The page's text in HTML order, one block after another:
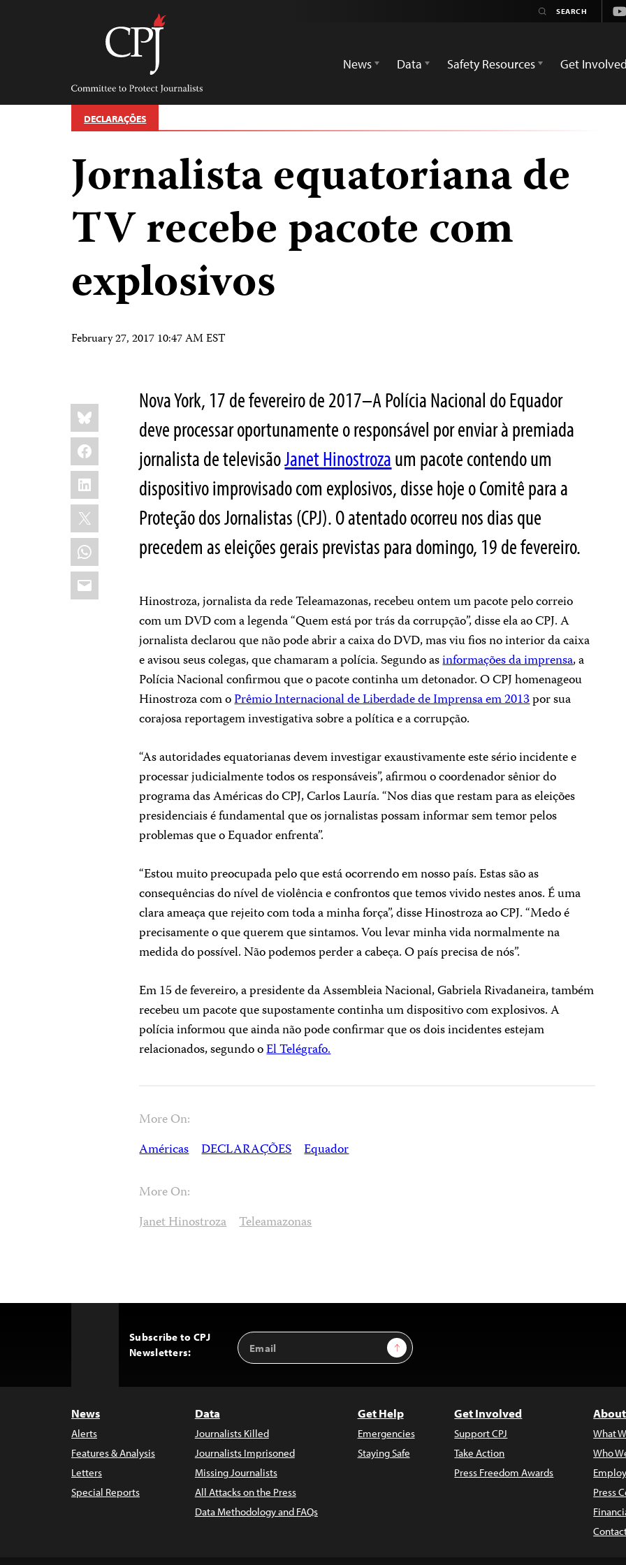
Committee
Protect
Journalists
News
Data Safety Resources Get Involved
DECLARAÇÕES
Jornalista equatoriana de
TV recebe pacote com
explosivos
February 27, 2017 10:47 AM EST
Share
this:
Bluesky
Facebook
LinkedIn
X
WhatsApp
Email
Nova York, 17 de fevereiro de 2017–A Polícia Nacional do Equador
deve processar oportunamente o responsável por enviar à premiada
jornalista de televisãoJanet Hinostrozaum pacote contendo um
dispositivo improvisado com explosivos, disse hoje o Comitê para a
Proteção dos Jornalistas (CPJ). O atentado ocorreu nos dias que
precedem as eleições gerais previstas para domingo, 19 de fevereiro.
Hinostroza, jornalista da rede Teleamazonas, recebeu ontem um pacote pelo correio
com um DVD com a legenda “Quem está por trás da corrupção”, disse ela ao CPJ. A
jornalista declarou que não pode abrir a caixa do DVD, mas viu fios no interior da caixa
e avisou seus colegas, que chamaram a polícia. Segundo asinformações da imprensa, a
Polícia Nacional confirmou que o pacote continha um detonador. O CPJ homenageou
Hinostroza com oPrêmio Internacional de Liberdade de Imprensa em 2013por sua
corajosa reportagem investigativa sobre a política e a corrupção.
“As autoridades equatorianas devem investigar exaustivamente este sério incidente e
processar judicialmente todos os responsáveis”, afirmou o coordenador sênior do
programa das Américas do CPJ, Carlos Lauría. “Nos dias que restam para as eleições
presidenciais é fundamental que os jornalistas possam informar sem temor pelos
problemas que o Equador enfrenta”.
“Estou muito preocupada pelo que está ocorrendo em nosso país. Estas são as
consequências do nível de violência e confrontos que temos vivido nestes anos. É uma
clara ameaça que rejeito com toda a minha força”, disse Hinostroza ao CPJ. “Medo é
precisamente o que querem que sintamos. Vou levar minha vida normalmente na
medida do possível. Não podemos perder a cabeça. O país precisa de nós”.
Em 15 de fevereiro, a presidente da Assembleia Nacional, Gabriela Rivadaneira, também
recebeu um pacote que supostamente continha um dispositivo com explosivos. A
polícia informou que ainda não pode confirmar que os dois incidentes estejam
relacionados, segundo oEl Telégrafo.
More On:
Américas DECLARAÇÕES Equador
More On:
Janet Hinostroza Teleamazonas
Subscribe to CPJ
Newsletters:
Email
Address
Sign Up
News
Alerts
Features & Analysis
Letters
Special Reports
Data
Journalists Killed
Journalists Imprisoned
Missing Journalists
All Attacks on the Press
Data Methodology and FAQs
Get Help
Emergencies
Staying Safe
Get Involved
Support CPJ
Take Action
Press Freedom Awards
What
Who
Press